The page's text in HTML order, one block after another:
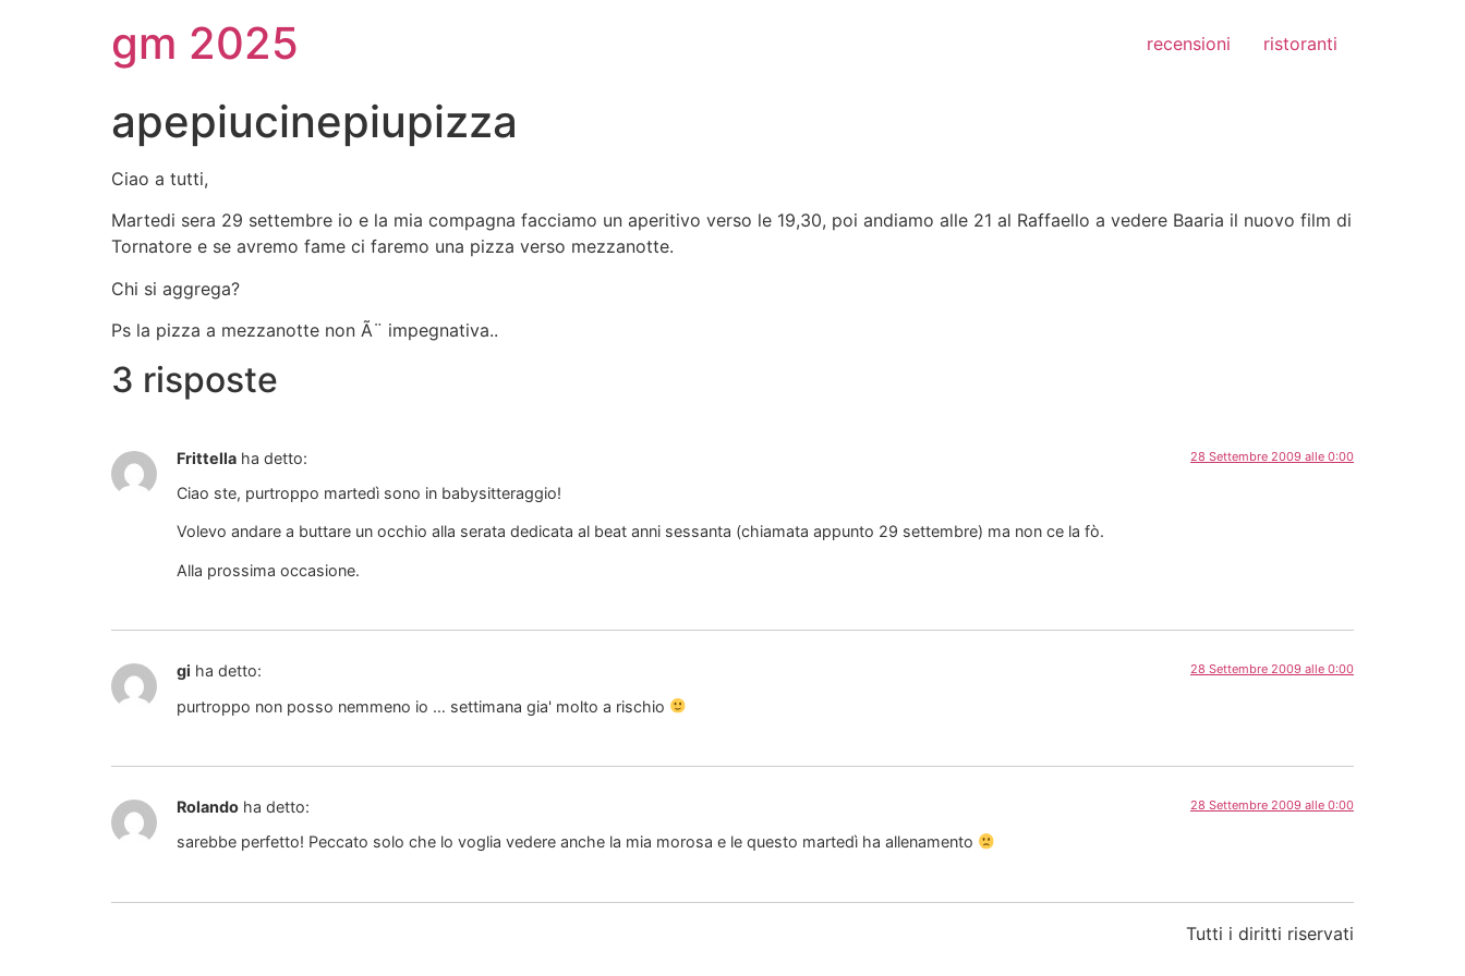
gm 2025 recensioni ristoranti
apepiucinepiupizza
Ciao a tutti,
Martedi sera 29 settembre io e la mia compagna facciamo un aperitivo verso le 19,30, poi andiamo alle 21 al Raffaello a vedere Baaria il nuovo film di
Tornatore e se avremo fame ci faremo una pizza verso mezzanotte.
Chi si aggrega?
Ps la pizza a mezzanotte non Ã¨ impegnativa..
3 risposte
Frittella ha detto: 28 Settembre 2009 alle 0:00
Ciao ste, purtroppo martedì sono in babysitteraggio!
Volevo andare a buttare un occhio alla serata dedicata al beat anni sessanta (chiamata appunto 29 settembre) ma non ce la fò.
Alla prossima occasione.
gi ha detto: 28 Settembre 2009 alle 0:00
purtroppo non posso nemmeno io … settimana gia' molto a rischio
Rolando ha detto: 28 Settembre 2009 alle 0:00
sarebbe perfetto! Peccato solo che lo voglia vedere anche la mia morosa e le questo martedì ha allenamento
Tutti i diritti riservati